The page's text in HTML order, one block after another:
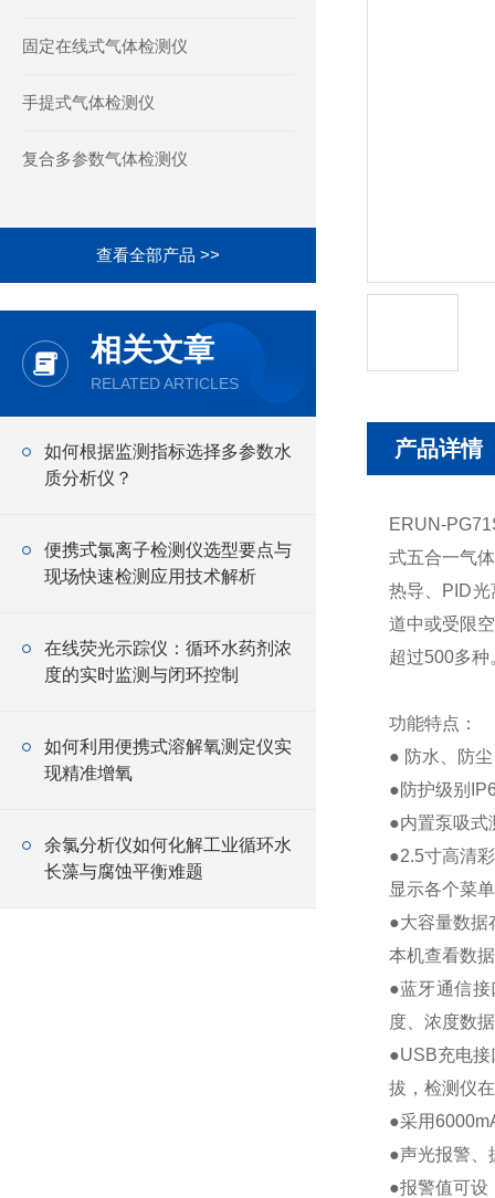
固定在线式气体检测仪
手提式气体检测仪
复合多参数气体检测仪
查看全部产品 >>
相关文章
RELATED ARTICLES
如何根据监测指标选择多参数水
质分析仪？
便携式氯离子检测仪选型要点与
现场快速检测应用技术解析
在线荧光示踪仪：循环水药剂浓
度的实时监测与闭环控制
如何利用便携式溶解氧测定仪实
现精准增氧
余氯分析仪如何化解工业循环水
长藻与腐蚀平衡难题
产品详情
ERUN-
式五合一气
热导、PID
道中或受限
超过500多种
功能特点：
● 防水、防
●防护级别
●内置泵吸式
●2.5寸高清
显示各个菜
●大容量数据
本机查看数
●蓝牙通信
度、浓度数
●USB充电
拔，检测仪
●采用
●声光报警、
●报警值可设